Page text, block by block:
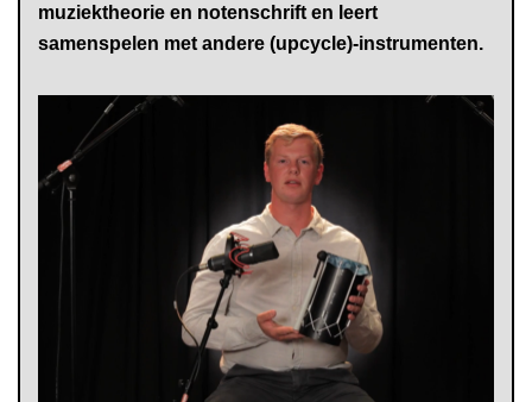
muziektheorie en notenschrift en leert
samenspelen met andere (upcycle)-instrumenten.